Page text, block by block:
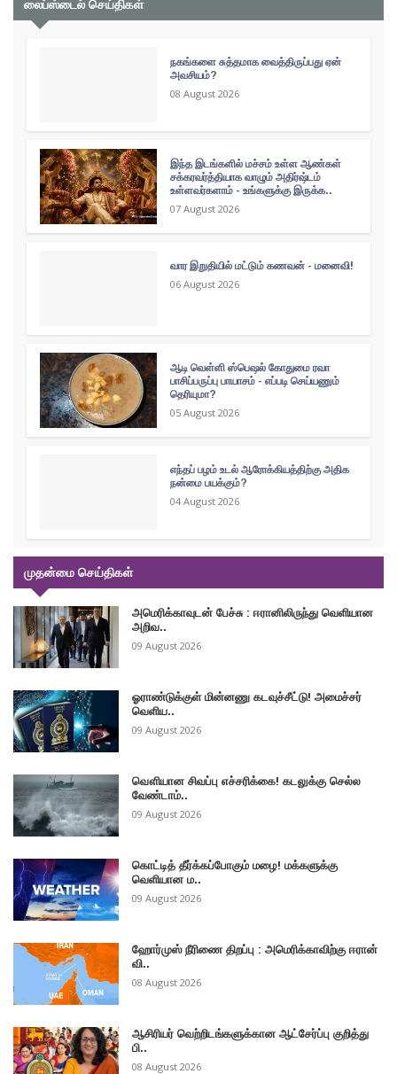
லைப்ஸ்டைல் செய்திகள்
நகங்களை சுத்தமாக வைத்திருப்பது ஏன்
அவசியம்?
08 August 2026
இந்த இடங்களில் மச்சம் உள்ள ஆண்கள்
சக்கரவர்த்தியாக வாழும் அதிர்ஷ்டம்
உள்ளவர்களாம் - உங்களுக்கு இருக்க..
07 August 2026
வார இறுதியில் மட்டும் கணவன் - மனைவி!
06 August 2026
ஆடி வெள்ளி ஸ்பெஷல் கோதுமை ரவா
பாசிப்பருப்பு பாயாசம் - எப்படி செய்யணும்
தெரியுமா?
05 August 2026
எந்தப் பழம் உடல் ஆரோக்கியத்திற்கு அதிக
நன்மை பயக்கும்?
04 August 2026
முதன்மை செய்திகள்
அமெரிக்காவுடன் பேச்சு : ஈரானிலிருந்து வெளியான
அறிவ..
09 August 2026
ஓராண்டுக்குள் மின்னணு கடவுச்சீட்டு! அமைச்சர்
வெளிய..
09 August 2026
வௌியான சிவப்பு எச்சரிக்கை! கடலுக்கு செல்ல
வேண்டாம்..
09 August 2026
கொட்டித் தீர்க்கப்போகும் மழை! மக்களுக்கு
வெளியான ம..
09 August 2026
ஹோர்முஸ் நீரிணை திறப்பு : அமெரிக்காவிற்கு ஈரான்
வி..
08 August 2026
ஆசிரியர் வெற்றிடங்களுக்கான ஆட்சேர்ப்பு குறித்து
பி..
08 August 2026